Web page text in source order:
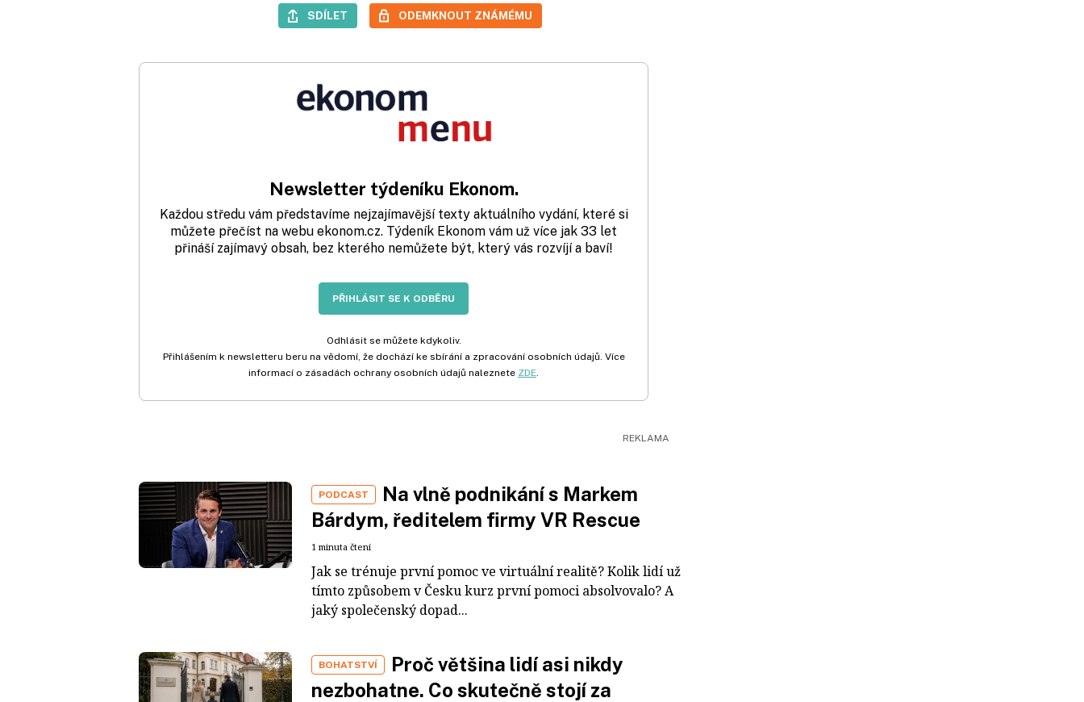
SDÍLET ODEMKNOUT ZNÁMÉMU
Newsletter týdeníku Ekonom.
Každou středu vám představíme nejzajímavější texty aktuálního vydání, které si
můžete přečíst na webu ekonom.cz. Týdeník Ekonom vám už více jak 33 let
přináší zajímavý obsah, bez kterého nemůžete být, který vás rozvíjí a baví!
PŘIHLÁSIT SE K ODBĚRU
Odhlásit se můžete kdykoliv.
Přihlášením k newsletteru beru na vědomí, že dochází ke sbírání a zpracování osobních údajů. Více
informací o zásadách ochrany osobních údajů naleznete ZDE.
PODCAST
Na vlně podnikání s Markem
Bárdym, ředitelem firmy VR Rescue
1 minuta čtení
Jak se trénuje první pomoc ve virtuální realitě? Kolik lidí už
tímto způsobem v Česku kurz první pomoci absolvovalo? A
jaký společenský dopad...
BOHATSTVÍ
Proč většina lidí asi nikdy
nezbohatne. Co skutečně stojí za